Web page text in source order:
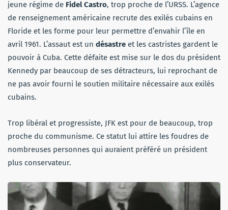
jeune régime de Fidel Castro, trop proche de l’URSS. L’agence
de renseignement américaine recrute des exilés cubains en
Floride et les forme pour leur permettre d’envahir l’île en
avril 1961. L’assaut est un désastre et les castristes gardent le
pouvoir à Cuba. Cette défaite est mise sur le dos du président
Kennedy par beaucoup de ses détracteurs, lui reprochant de
ne pas avoir fourni le soutien militaire nécessaire aux exilés
cubains.
Trop libéral et progressiste, JFK est pour de beaucoup, trop
proche du communisme. Ce statut lui attire les foudres de
nombreuses personnes qui auraient préféré un président
plus conservateur.